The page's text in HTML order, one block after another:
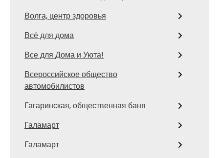
Волга, центр здоровья
Всё для дома
Все для Дома и Уюта!
Всероссийское общество
автомобилистов
Гагаринская, общественная баня
Галамарт
Галамарт